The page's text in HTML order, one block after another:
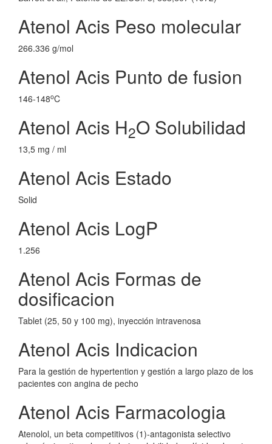
Atenol Acis Peso molecular
266.336 g/mol
Atenol Acis Punto de fusion
146-148oC
Atenol Acis H2O Solubilidad
13,5 mg / ml
Atenol Acis Estado
Solid
Atenol Acis LogP
1.256
Atenol Acis Formas de
dosificacion
Tablet (25, 50 y 100 mg), inyección intravenosa
Atenol Acis Indicacion
Para la gestión de hypertention y gestión a largo plazo de los
pacientes con angina de pecho
Atenol Acis Farmacologia
Atenolol, un beta competitivos (1)-antagonista selectivo